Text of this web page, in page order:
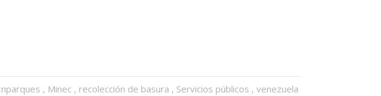
Inparques , Minec , recolección de basura , Servicios públicos ,venezuela